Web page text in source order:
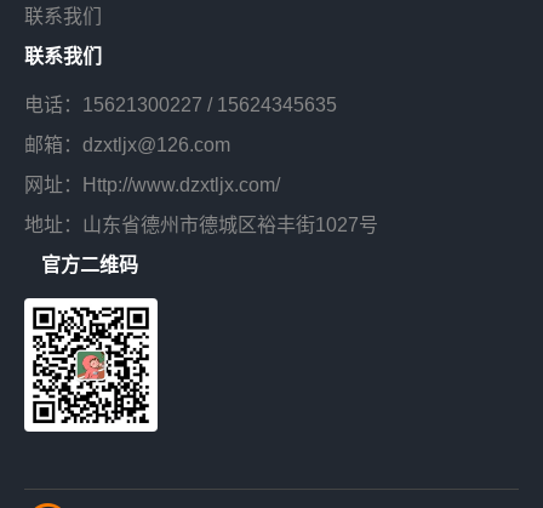
联系我们
联系我们
电话： 15621300227 / 15624345635
邮箱：dzxtljx@126.com
网址：Http://www.dzxtljx.com/
地址：山东省德州市德城区裕丰街1027号
官方二维码